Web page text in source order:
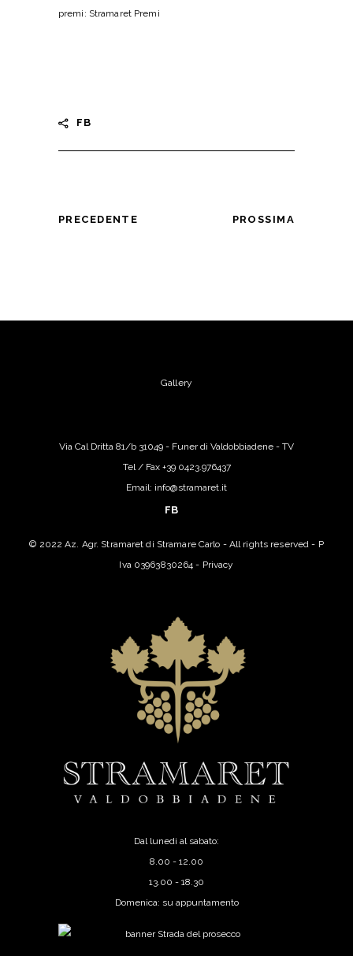
premi: Stramaret Premi
FB
PRECEDENTE PROSSIMA
Gallery
Via Cal Dritta 81/b 31049 - Funer di Valdobbiadene - TV
Tel / Fax +39 0423.976437
Email: info@stramaret.it
FB
© 2022 Az. Agr. Stramaret di Stramare Carlo - All rights reserved - P
Iva 03963830264 - Privacy
Dal lunedi al sabato:
8.00 - 12.00
13.00 - 18.30
Domenica: su appuntamento